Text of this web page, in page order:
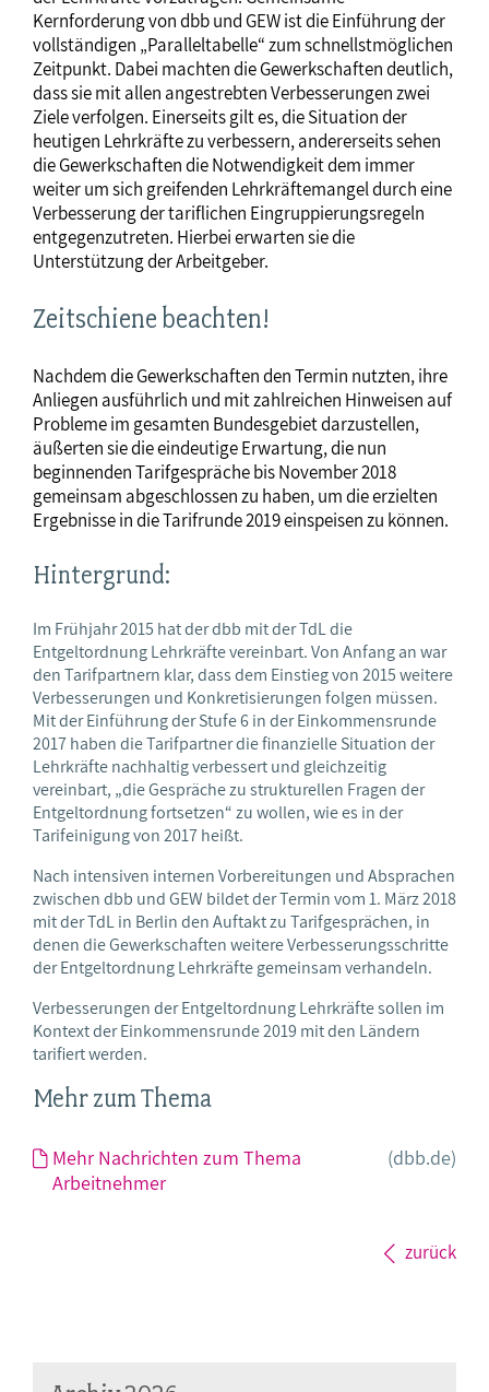
Kernforderung von dbb und GEW ist die Einführung der
vollständigen „Paralleltabelle“ zum schnellstmöglichen
Zeitpunkt. Dabei machten die Gewerkschaften deutlich,
dass sie mit allen angestrebten Verbesserungen zwei
Ziele verfolgen. Einerseits gilt es, die Situation der
heutigen Lehrkräfte zu verbessern, andererseits sehen
die Gewerkschaften die Notwendigkeit dem immer
weiter um sich greifenden Lehrkräftemangel durch eine
Verbesserung der tariflichen Eingruppierungsregeln
entgegenzutreten. Hierbei erwarten sie die
Unterstützung der Arbeitgeber.
Zeitschiene beachten!
Nachdem die Gewerkschaften den Termin nutzten, ihre
Anliegen ausführlich und mit zahlreichen Hinweisen auf
Probleme im gesamten Bundesgebiet darzustellen,
äußerten sie die eindeutige Erwartung, die nun
beginnenden Tarifgespräche bis November 2018
gemeinsam abgeschlossen zu haben, um die erzielten
Ergebnisse in die Tarifrunde 2019 einspeisen zu können.
Hintergrund:
Im Frühjahr 2015 hat der dbb mit der TdL die
Entgeltordnung Lehrkräfte vereinbart. Von Anfang an war
den Tarifpartnern klar, dass dem Einstieg von 2015 weitere
Verbesserungen und Konkretisierungen folgen müssen.
Mit der Einführung der Stufe 6 in der Einkommensrunde
2017 haben die Tarifpartner die finanzielle Situation der
Lehrkräfte nachhaltig verbessert und gleichzeitig
vereinbart, „die Gespräche zu strukturellen Fragen der
Entgeltordnung fortsetzen“ zu wollen, wie es in der
Tarifeinigung von 2017 heißt.
Nach intensiven internen Vorbereitungen und Absprachen
zwischen dbb und GEW bildet der Termin vom 1. März 2018
mit der TdL in Berlin den Auftakt zu Tarifgesprächen, in
denen die Gewerkschaften weitere Verbesserungsschritte
der Entgeltordnung Lehrkräfte gemeinsam verhandeln.
Verbesserungen der Entgeltordnung Lehrkräfte sollen im
Kontext der Einkommensrunde 2019 mit den Ländern
tarifiert werden.
Mehr zum Thema
Mehr Nachrichten zum Thema
Arbeitnehmer
(dbb.de)
zurück